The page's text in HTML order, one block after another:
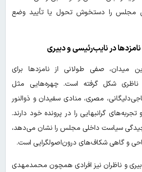
مجلس را دستخوش تحول یا تأیید وضع
در نایب‌رئیسی و دبیری
میدان، صفی طولانی از نامزدها برای
ناظری شکل گرفته است. چهره‌هایی مثل
مصری، منادی سفیدان و ذوالنور
گرانبهایی را در پرونده خود دارند.
سیاست داخلی مجلس را نشان می‌دهد،
و گاهی شکاف‌های درون‌اصولگرایی است.
و ناظران نیز افرادی همچون محمدمهدی